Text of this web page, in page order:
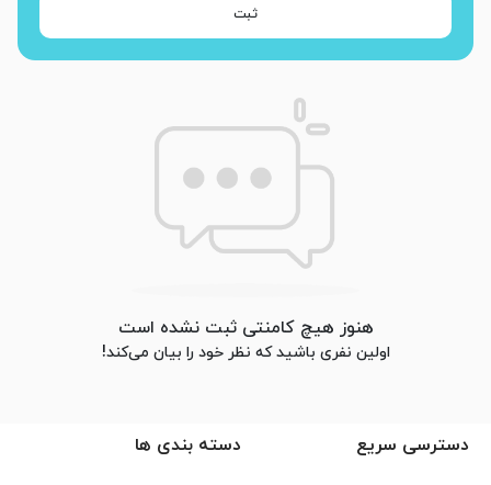
ثبت
هنوز هیچ کامنتی ثبت نشده است
اولین نفری باشید که نظر خود را بیان می‌کند!
دسترسی سریع دسته بندی ها